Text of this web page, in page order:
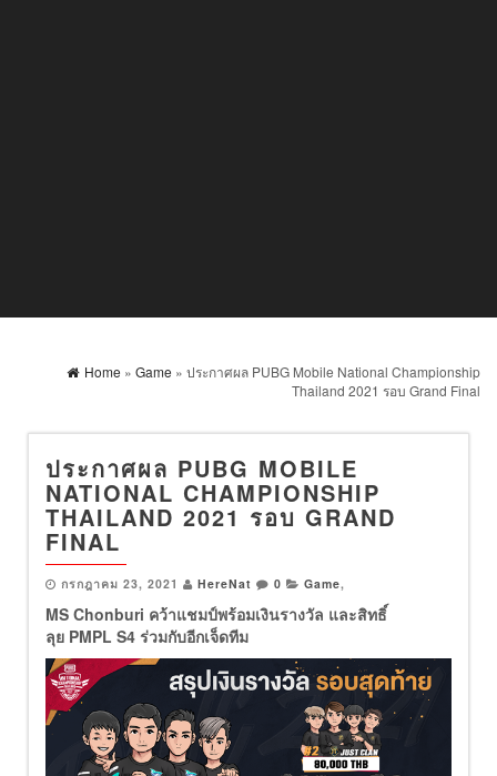
Home » Game » ประกาศผล PUBG Mobile National Championship
Thailand 2021 รอบ Grand Final
ประกาศผล PUBG MOBILE
NATIONAL CHAMPIONSHIP
THAILAND 2021 รอบ GRAND
FINAL
กรกฎาคม 23, 2021 HereNat 0 Game,
MS Chonburi คว้าแชมป์พร้อมเงินรางวัล และสิทธิ์
ลุย PMPL S4 ร่วมกับอีกเจ็ดทีม